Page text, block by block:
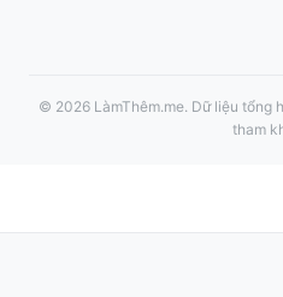
© 2026 LàmThêm.me. Dữ liệu tổng
tham